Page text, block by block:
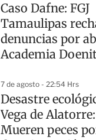
Caso Dafne: FGJ
Tamaulipas
denuncias por
Academia
7 de agosto - 22:54 Hrs
Desastre
Vega de Alatorre:
Mueren peces